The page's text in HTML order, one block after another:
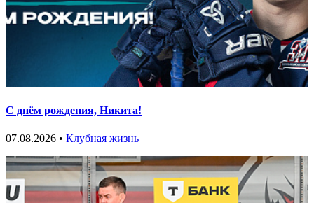
С днём рождения, Никита!
07.08.2026 • Клубная жизнь